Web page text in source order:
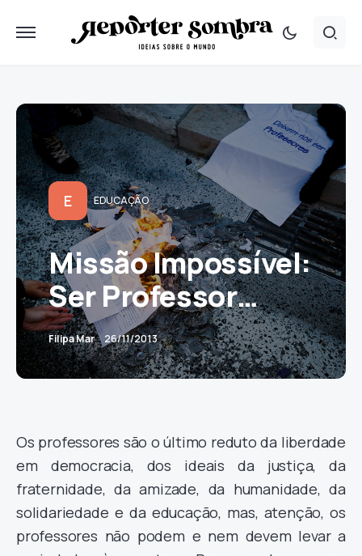
E EDUCAÇÃO
Missão Impossível:
Ser Professor…
Filipa Mar 26/11/2013
Os professores são o último reduto da liberdade
em democracia, dos ideais da justiça, da
fraternidade, da amizade, da humanidade, da
solidariedade e da educação, mas, atenção, os
professores não podem e nem devem levar a